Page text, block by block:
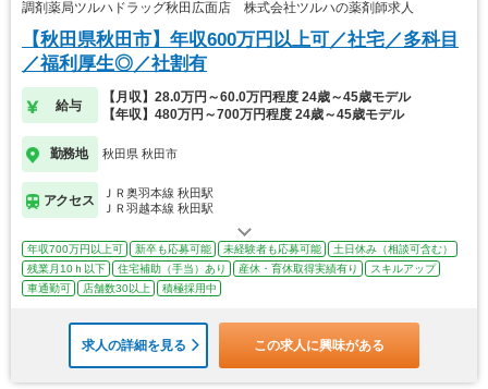
調剤薬局ツルハドラッグ秋田広面店 株式会社ツルハの薬剤師求人
【秋田県秋田市】年収600万円以上可／社宅／多科目
／福利厚生◎／社割有
給与
【月収】28.0万円～60.0万円程度 24歳～45歳モデル
【年収】480万円～700万円程度 24歳～45歳モデル
勤務地 秋田県 秋田市
アクセス
ＪＲ奥羽本線 秋田駅
ＪＲ羽越本線 秋田駅
年収700万円以上可 新卒も応募可能 未経験者も応募可能
土日休み（相談可含む）
残業月10ｈ以下
住宅補助（手当）あり 産休・育休取得実績有り
スキルアップ
車通勤可
店舗数30以上 積極採用中
求人の詳細を見る この求人に興味がある